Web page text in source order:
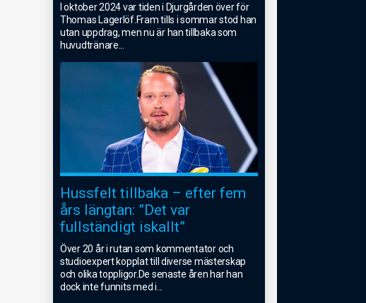
I oktober 2024 var tiden i Djurgården över för
Thomas Lagerlöf.Fram tills i sommar stod han
utan uppdrag, men nu är han tillbaka som
huvudtränare
Hussfelt tillbaka – efter fem
års längtan: ”Det var
fullständigt iskallt”
Över 20 år i rutan som kommentator och
studioexpert kopplat till diverse mästerskap
och olika toppligor.De senaste åren har han
dock inte funnits med i